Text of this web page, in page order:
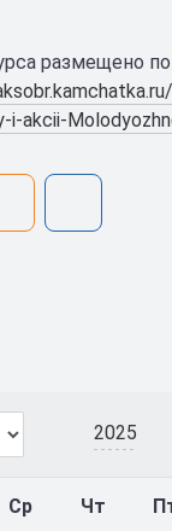
2025
Ср Чт
размещено по
akcii-